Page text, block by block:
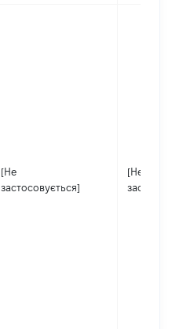
[Не
застосовується]
[Не